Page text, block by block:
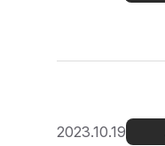
2023.10.19